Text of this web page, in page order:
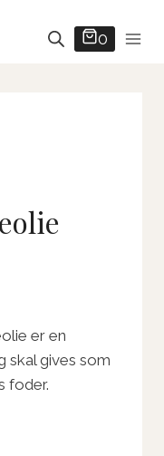
0
er en
skal gives som
foder.